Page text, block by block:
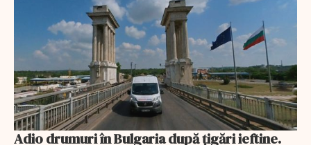
Adio drumuri în Bulgaria după țigări ieftine.